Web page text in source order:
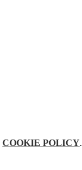
COOKIE POLICY.